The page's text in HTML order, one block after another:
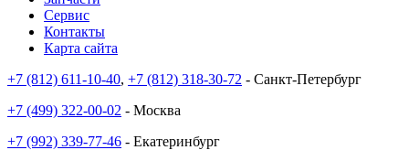
Сервис
Контакты
Карта сайта
+7 (812) 611-10-40, +7 (812) 318-30-72 - Санкт-Петербург
+7 (499) 322-00-02 - Москва
+7 (992) 339-77-46 - Екатеринбург